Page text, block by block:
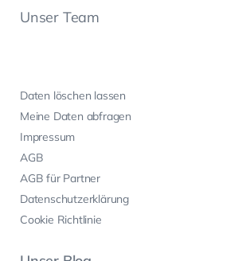
Unser Team
Daten löschen lassen
Meine Daten abfragen
Impressum
AGB
AGB für Partner
Datenschutzerklärung
Cookie Richtlinie